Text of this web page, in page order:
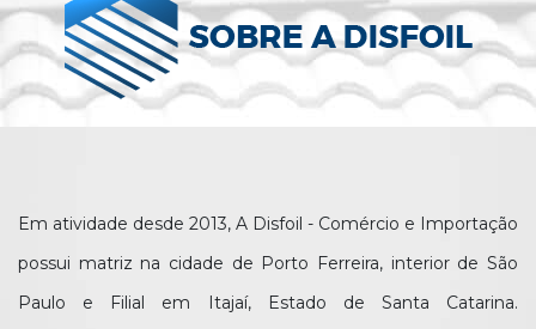
Em atividade desde 2013, A Disfoil - Comércio e Importação
possui matriz na cidade de Porto Ferreira, interior de São
Paulo e Filial em Itajaí, Estado de Santa Catarina.